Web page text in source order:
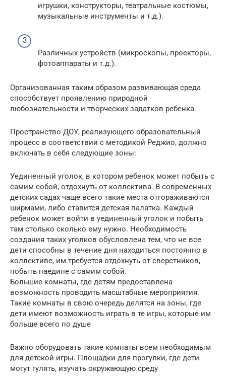
игрушки, конструкторы, театральные костюмы,
музыкальные инструменты и т.д.).
Различных устройств (микроскопы, проекторы,
фотоаппараты и т.д.).
Организованная таким образом развивающая среда
способствует проявлению природной
любознательности и творческих задатков ребенка.
Пространство ДОУ, реализующего образовательный
процесс в соответствии с методикой Реджио, должно
включать в себя следующие зоны:
Уединенный уголок, в котором ребенок может побыть с
самим собой, отдохнуть от коллектива. В современных
детских садах чаще всего такие места отгораживаются
ширмами, либо ставится детская палатка. Каждый
ребенок может войти в уединенный уголок и побыть
там столько сколько ему нужно. Необходимость
создания таких уголков обусловлена тем, что не все
дети способны в течение дня находиться постоянно в
коллективе, им требуется отдохнуть от сверстников,
побыть наедине с самим собой.
Большие комнаты, где детям предоставлена
возможность проводить масштабные мероприятия.
Такие комнаты в свою очередь делятся на зоны, где
дети имеют возможность играть в те игры, которые им
больше всего по душе
Важно оборудовать такие комнаты всем необходимым
для детской игры. Площадки для прогулки, где дети
могут гулять, изучать окружающую среду